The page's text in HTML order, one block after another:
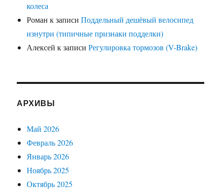
колеса
Роман к записиПоддельный дешёвый велосипед
изнутри (типичные признаки подделки)
Алексей к записиРегулировка тормозов (V-Brake)
АРХИВЫ
Май 2026
Февраль 2026
Январь 2026
Ноябрь 2025
Октябрь 2025